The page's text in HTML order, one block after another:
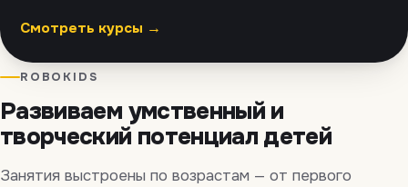
Смотреть курсы →
ROBOKIDS
Развиваем умственный и
творческий потенциал детей
Занятия выстроены по возрастам — от первого